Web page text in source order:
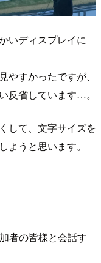
いディスプレイに
すかったですが、
反省しています…。
して、文字サイズを
うと思います。
者の皆様と会話す